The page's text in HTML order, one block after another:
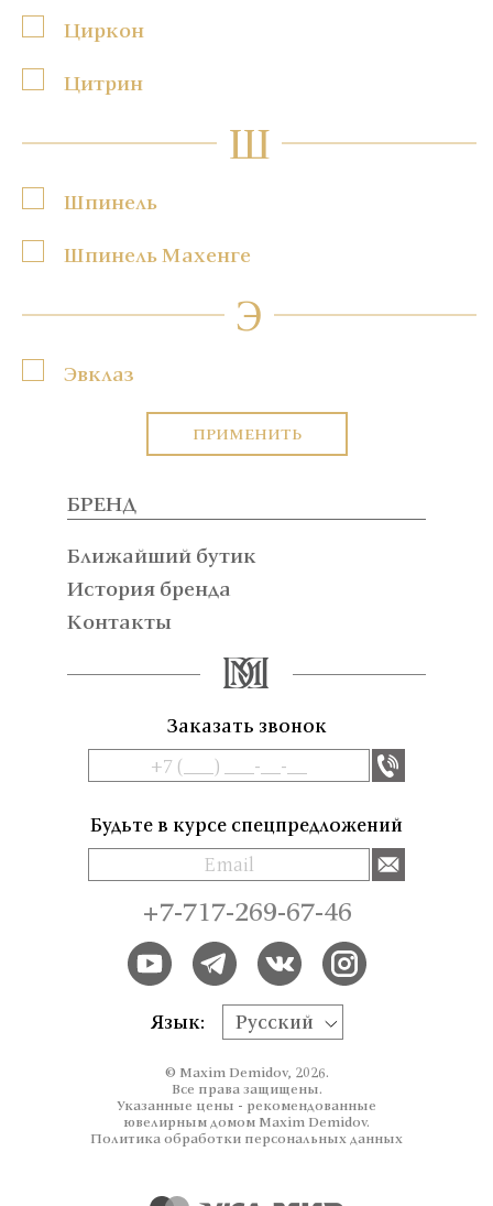
Циркон
Цитрин
Ш
Шпинель
Шпинель Махенге
Э
Эвклаз
ПРИМЕНИТЬ
БРЕНД
Ближайший бутик
История бренда
Контакты
Заказать звонок
Будьте в курсе спецпредложений
+7-717-269-67-46
Язык: Русский
© Maxim Demidov, 2026.
Все права защищены.
Указанные цены - рекомендованные
ювелирным домом Maxim Demidov.
Политика обработки персональных данных